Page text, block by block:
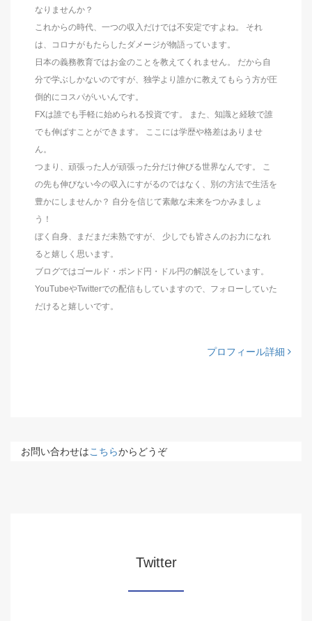
なりませんか？
これからの時代、一つの収入だけでは不安定ですよね。 それ
は、コロナがもたらしたダメージが物語っています。
日本の義務教育ではお金のことを教えてくれません。 だから自
分で学ぶしかないのですが、独学より誰かに教えてもらう方が圧
倒的にコスパがいいんです。
FXは誰でも手軽に始められる投資です。 また、知識と経験で誰
でも伸ばすことができます。 ここには学歴や格差はありませ
ん。
つまり、頑張った人が頑張った分だけ伸びる世界なんです。 こ
の先も伸びない今の収入にすがるのではなく、別の方法で生活を
豊かにしませんか？ 自分を信じて素敵な未来をつかみましょ
う！
ぼく自身、まだまだ未熟ですが、 少しでも皆さんのお力になれ
ると嬉しく思います。
ブログではゴールド・ポンド円・ドル円の解説をしています。
YouTubeやTwitterでの配信もしていますので、フォローしていた
だけると嬉しいです。
プロフィール詳細
お問い合わせはこちらからどうぞ
Twitter